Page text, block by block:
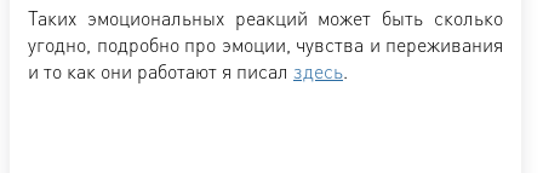
Таких эмоциональных реакций может быть сколько
угодно, подробно про эмоции, чувства и переживания
и то как они работают я писал здесь.